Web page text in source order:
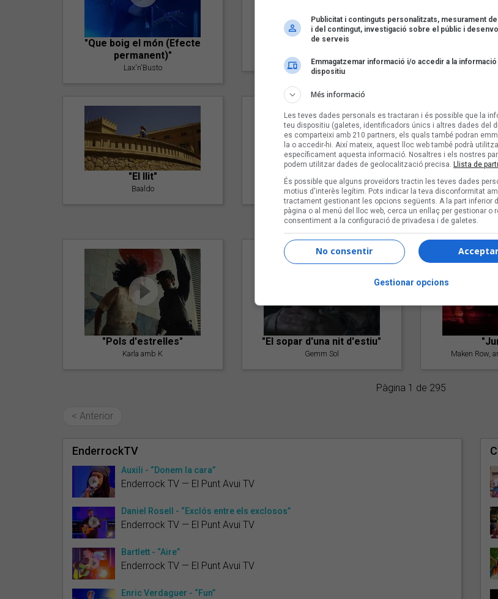
"Que boig el món (Efecte
permanent)"
Lax'n'Busto
"Amb tu"
"Postlude
"El llit"
Baaldo
"Lo bueno y lo malo"
Carmen y María
Pep Álvarez
"Pols d'estrelles"
Karla amb K
"El sopar d'una nit d'estiu"
Gemm Sol Maken Row,
Pàgina 1 de 295
< Anterior
EnderrockTV
Auxili - “Donem la cara”
Enderrock TV — El Punt Avui TV
Daniel Rosell - “Exclós entre els exclosos”
Enderrock TV — El Punt Avui TV
Bartlett - “Aire”
Enderrock TV — El Punt Avui TV
Enric Verdaguer - “Fun”
Publicitat i continguts personalitzats, mesurament
i del contingut, investigació sobre el públic i
de serveis
Emmagatzemar informació i/o accedir a la informació
dispositiu
Més informació
Les teves dades personals es tractaran i és possible que la
teu dispositiu (galetes, identificadors únics i altres dades del
es comparteixi amb 210 partners, els quals també podran
la o accedir-hi. Així mateix, aquest lloc web també podrà
específicament aquesta informació. Nosaltres i els nostres
podem utilitzar dades de geolocalització precisa. Llista de
És possible que alguns proveïdors tractin les teves dades
motius d'interès legítim. Pots indicar la teva disconformitat
tractament gestionant les opcions següents. A la part inferior
pàgina o al menú del lloc web, cerca un enllaç per gestionar o
consentiment a la configuració de privadesa i de galetes.
Acceptar
No consentir
Gestionar opcions